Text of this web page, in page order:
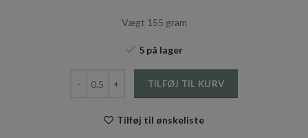
Vægt 155 gram
5 på lager
TILFØJ TIL KURV
Tilføj til ønskeliste